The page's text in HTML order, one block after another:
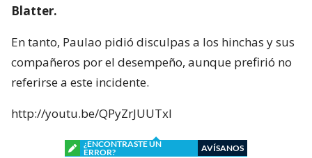
Blatter.
En tanto, Paulao pidió disculpas a los hinchas y sus
compañeros por el desempeño, aunque prefirió no
referirse a este incidente.
http://youtu.be/QPyZrJUUTxI
¿ENCONTRASTE UN
ERROR?
AVÍSANOS